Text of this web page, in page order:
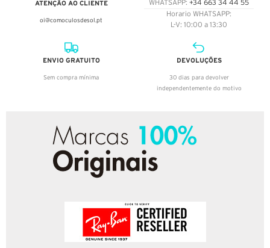
ATENÇÃO AO CLIENTE
oi@comoculosdesol.pt
WHATSAPP: +34 663 34 44 55
Horario WHATSAPP:
L-V: 10:00 a 13:30
ENVIO GRATUITO
Sem compra mínima
DEVOLUÇÕES
30 dias para devolver
independentemente do motivo